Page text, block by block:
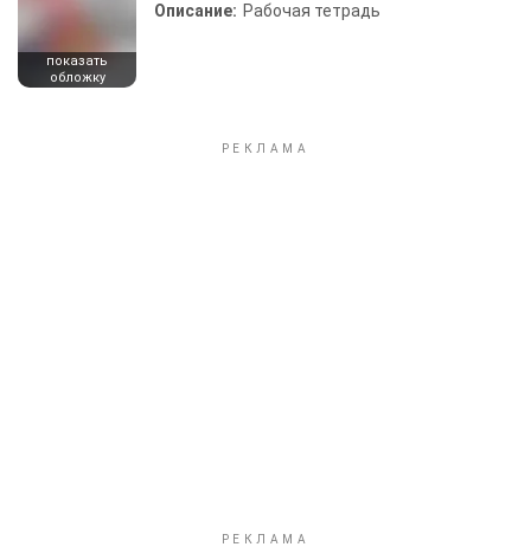
показать
обложку
Описание: Рабочая тетрадь